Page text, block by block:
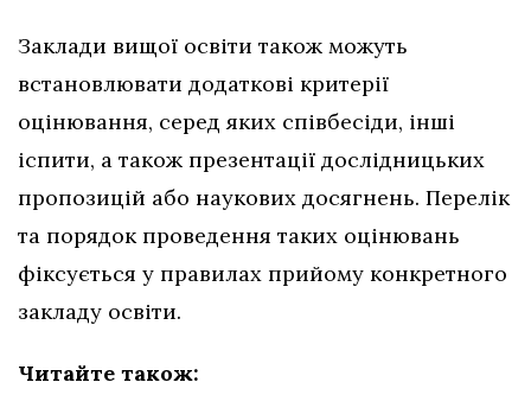
Заклади вищої освіти також можуть
встановлювати додаткові критерії
оцінювання, серед яких співбесіди, інші
іспити, а також презентації дослідницьких
пропозицій або наукових досягнень. Перелік
та порядок проведення таких оцінювань
фіксується у правилах прийому конкретного
закладу освіти.
Читайте також: